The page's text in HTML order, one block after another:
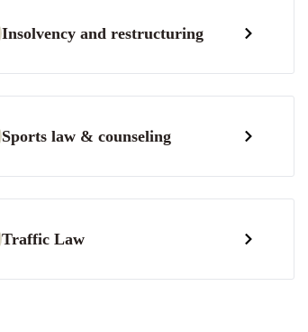
Insolvency and restructuring
Sports law & counseling
Traffic Law